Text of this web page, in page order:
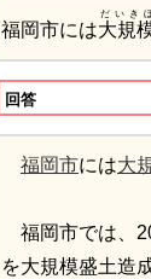
福岡市には大規
だいき
回答
福岡市には大
福岡市では、
を大規模盛土造